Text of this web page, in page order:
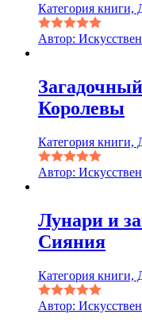
Категория книги,
Автор:
Королевы
Категория книги,
Автор:
Лунари и
Сияния
Категория книги,
Автор: